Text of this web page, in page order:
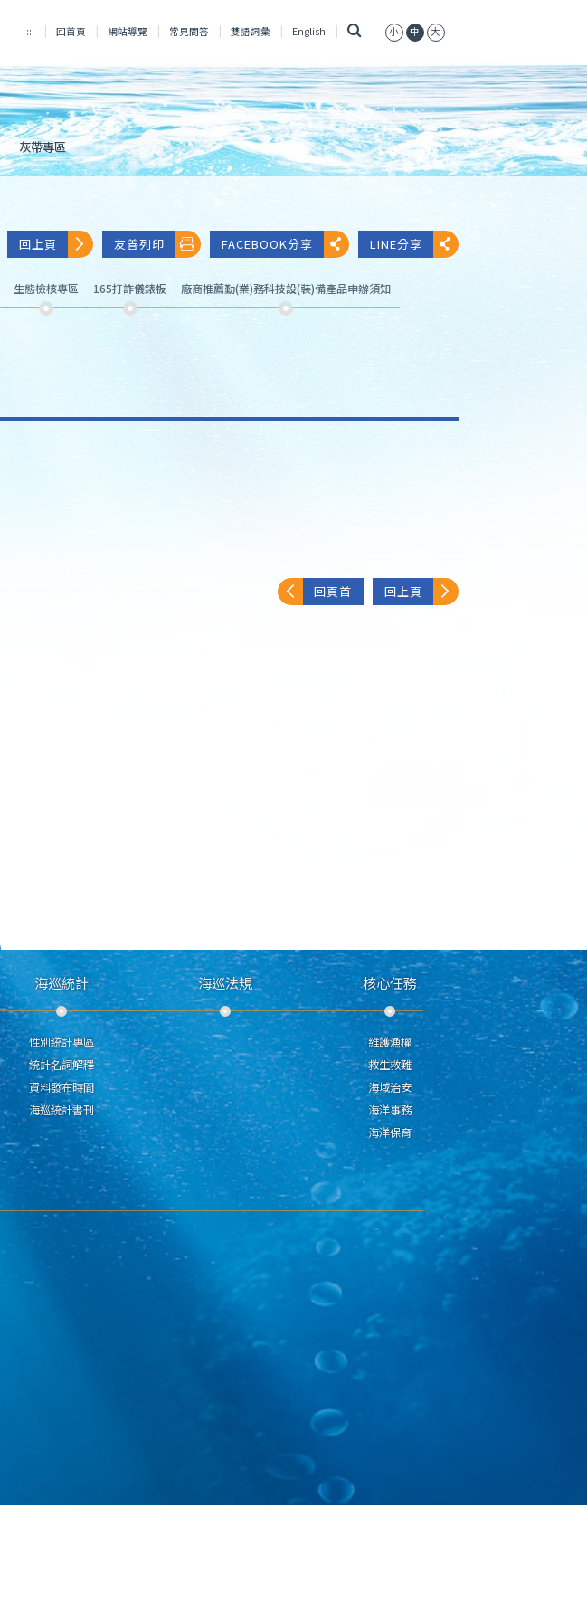
::: 回首頁 網站導覽 常見問答 雙語詞彙 English 小 中 大
灰帶專區
回上頁 友善列印 FACEBOOK分享 LINE分享
生態檢核專區 165打詐儀錶板 廠商推薦勤(業)務科技設(裝)備產品申辦須知
回頁首 回上頁
海巡統計
性別統計專區
統計名詞解釋
資料發布時間
海巡統計書刊
海巡法規 核心任務
維護漁權
救生救難
海域治安
海洋事務
海洋保育